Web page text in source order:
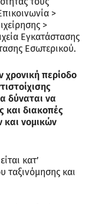
>
>
Εγκατάστασης
Εσωτερικού.
χρονική περίοδο
δύναται να
και διακοπές
νομικών
κατ’
ταξινόμησης και